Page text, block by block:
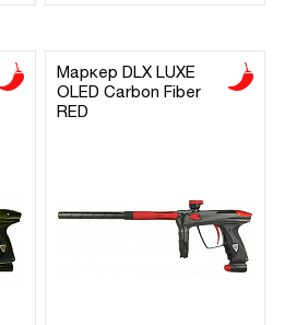
Маркер DLX LUXE
OLED Carbon Fiber
RED